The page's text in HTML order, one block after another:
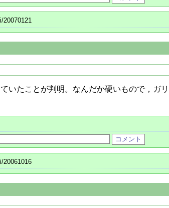
いたことが判明。なんだか硬いもので，ガ
20061016